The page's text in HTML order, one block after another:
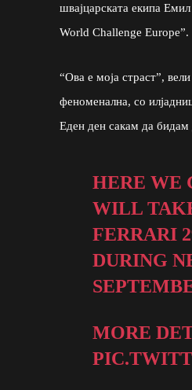
швајцарската екипа
World Challenge Europe”.
“Ова е моја страст”,
феноменална, со
Еден ден сакам да бидам
HERE WE
WILL
FERRARI
DURING
MORE